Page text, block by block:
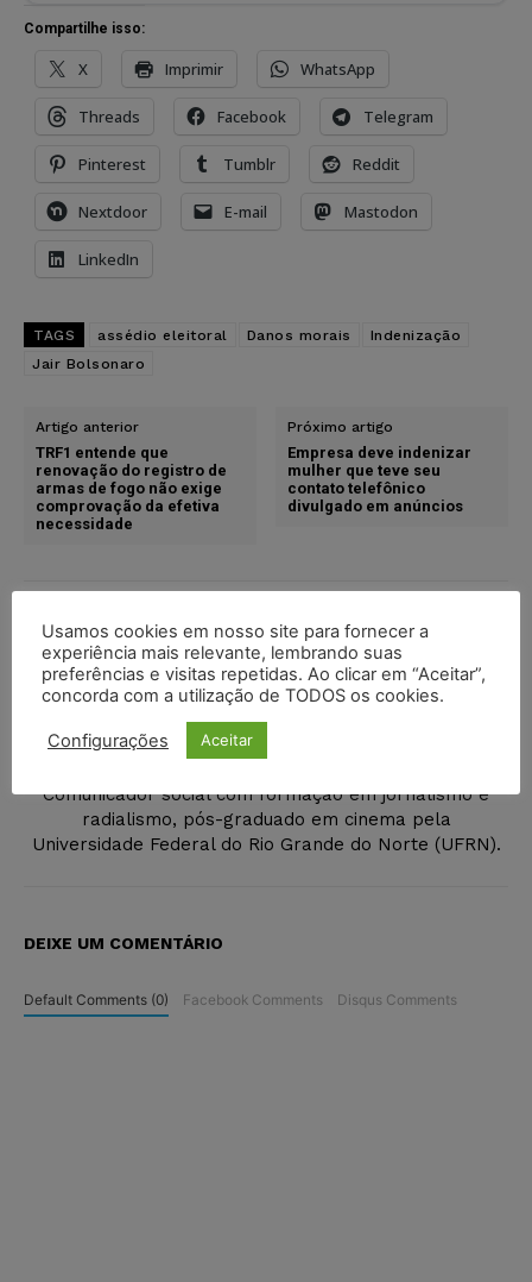
Compartilhe isso:
X Imprimir WhatsApp
Threads Facebook Telegram
Pinterest Tumblr Reddit
Nextdoor E-mail Mastodon
LinkedIn
TAGS assédio eleitoral Danos morais
Indenização
Jair Bolsonaro
Artigo anterior
TRF1 entende que
renovação do registro de
armas de fogo não exige
comprovação da efetiva
necessidade
Próximo artigo
Empresa deve indenizar
mulher que teve seu
contato telefônico
divulgado em anúncios
Ricardo Krusty
Comunicador social com formação em jornalismo e
radialismo, pós-graduado em cinema pela
Universidade Federal do Rio Grande do Norte (UFRN).
DEIXE UM COMENTÁRIO
Default Comments (0) Facebook Comments Disqus Comments
Usamos cookies em nosso site para fornecer a
experiência mais relevante, lembrando suas
preferências e visitas repetidas. Ao clicar em “Aceitar”,
concorda com a utilização de TODOS os cookies.
Configurações Aceitar